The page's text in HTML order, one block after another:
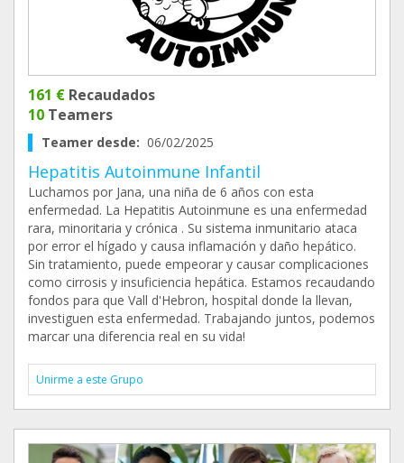
161 € Recaudados
10 Teamers
Teamer desde: 06/02/2025
Hepatitis Autoinmune Infantil
Luchamos por Jana, una niña de 6 años con esta
enfermedad. La Hepatitis Autoinmune es una enfermedad
rara, minoritaria y crónica . Su sistema inmunitario ataca
por error el hígado y causa inflamación y daño hepático.
Sin tratamiento, puede empeorar y causar complicaciones
como cirrosis y insuficiencia hepática. Estamos recaudando
fondos para que Vall d'Hebron, hospital donde la llevan,
investiguen esta enfermedad. Trabajando juntos, podemos
marcar una diferencia real en su vida!
Unirme a este Grupo